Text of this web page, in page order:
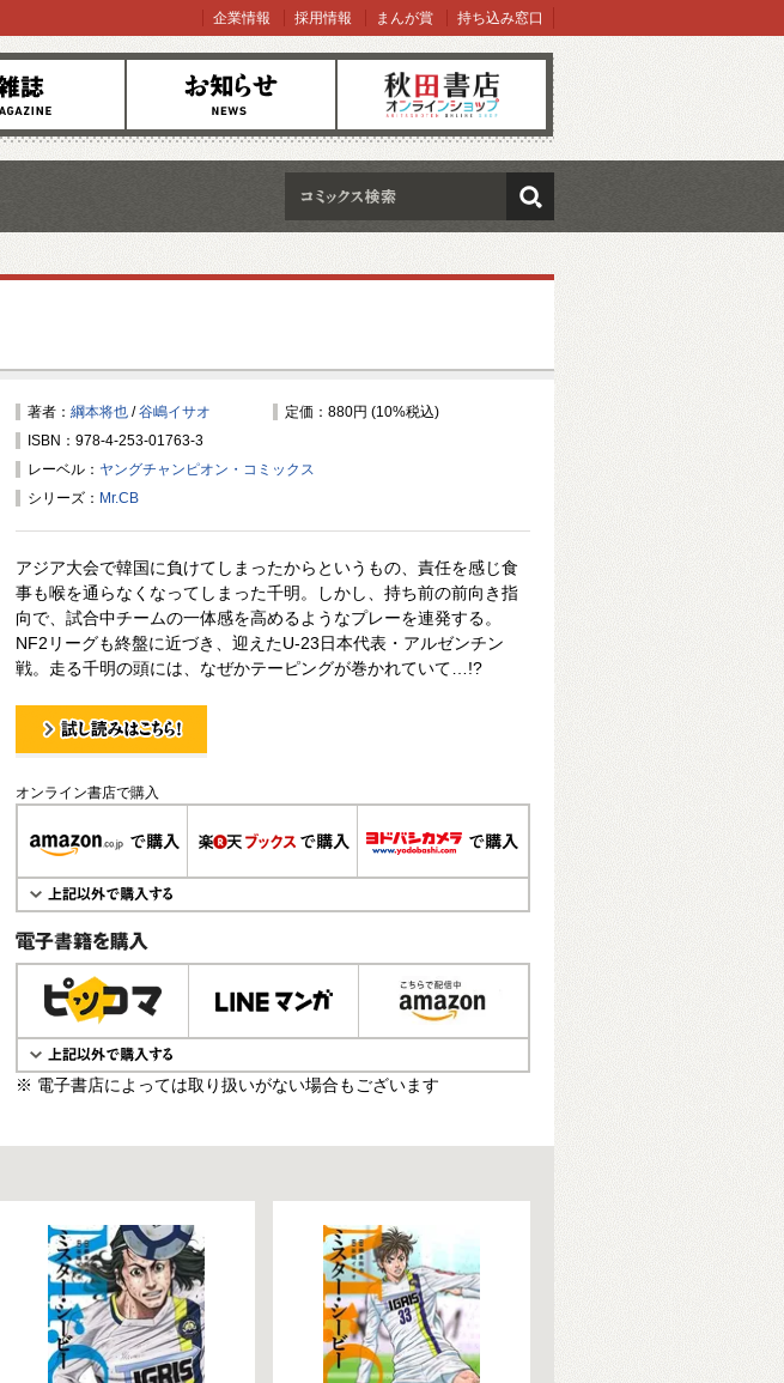
お知らせ オンラインショップ
企業情報 採用情報 まんが賞 持ち込み窓口
検索
著者： 綱本将也 /谷嶋イサオ
定価：880円 (10%税込)
ISBN：978-4-253-01763-3
レーベル： ヤングチャンピオン・コミックス
シリーズ： Mr.CB
アジア大会で韓国に負けてしまったからというもの、責任を感じ食
事も喉を通らなくなってしまった千明。しかし、持ち前の前向き指
向で、試合中チームの一体感を高めるようなプレーを連発する。
NF2リーグも終盤に近づき、迎えたU-23日本代表・アルゼンチン
戦。走る千明の頭には、なぜかテーピングが巻かれていて…!?
オンライン書店で購入
電子書籍で購入
※ 電子書店によっては取り扱いがない場合もございます